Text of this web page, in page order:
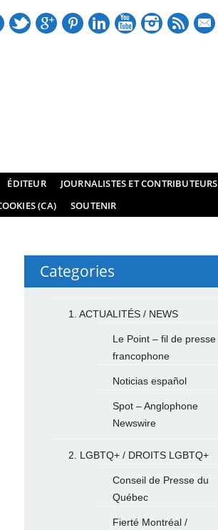
mail
ÉDITEUR
JOURNALISTES ET CONTRIBUTEURS
(CA) SOUTENIR
Categories
1. ACTUALITÉS / NEWS
Le Point – fil de presse
francophone
Noticias español
Spot – Anglophone
Newswire
2. LGBTQ+ / DROITS LGBTQ+
Conseil de Presse du
Québec
Fierté Montréal /